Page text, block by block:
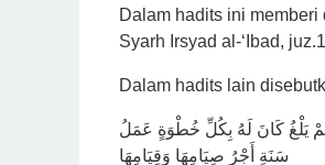
Dalam hadits ini
Syarh Irsyad al-‘Ibad,
Dalam hadits lain
يَلْغُ كَانَ لَهُ بِكُلِّ خُطْوَةٍ عَمَلُ